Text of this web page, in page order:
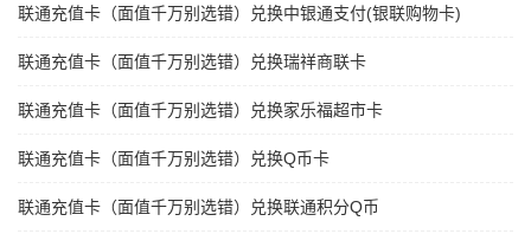
联通充值卡（面值千万别选错）兑换中银通支付(银联购物卡)
联通充值卡（面值千万别选错）兑换瑞祥商联卡
联通充值卡（面值千万别选错）兑换家乐福超市卡
联通充值卡（面值千万别选错）兑换Q币卡
联通充值卡（面值千万别选错）兑换联通积分Q币